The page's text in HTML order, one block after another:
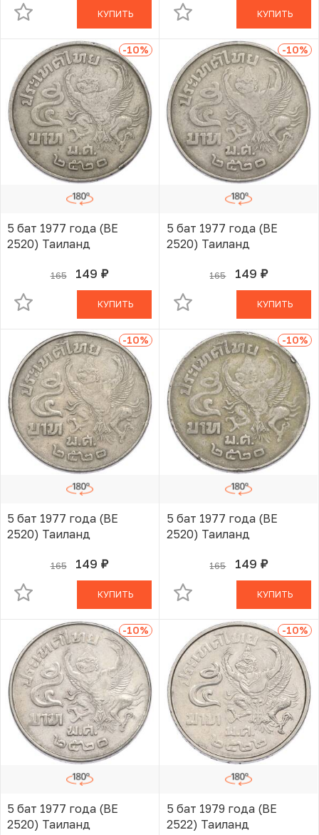
КУПИТЬ КУПИТЬ
-10%
5 бат 1977 года (BE
2520) Таиланд
165 149 руб.
В КОРЗИНЕ
КУПИТЬ
-10%
5 бат 1977 года (BE
2520) Таиланд
165 149 руб.
В КОРЗИНЕ
КУПИТЬ
-10%
5 бат 1977 года (BE
2520) Таиланд
165 149 руб.
В КОРЗИНЕ
КУПИТЬ
-10%
5 бат 1977 года (BE
2520) Таиланд
165 149 руб.
В КОРЗИНЕ
КУПИТЬ
-10%
5 бат 1977 года (BE
2520) Таиланд
-10%
5 бат 1979 года (BE
2522) Таиланд